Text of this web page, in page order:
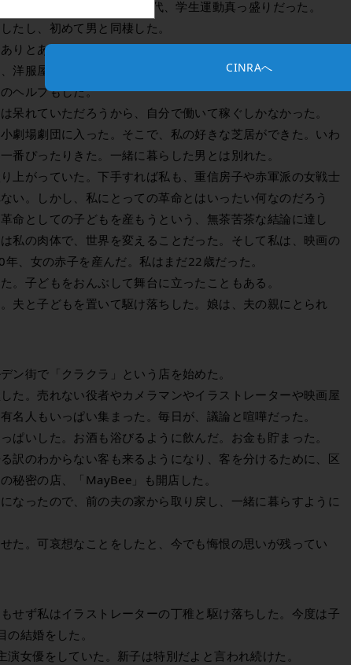
CINRAへ
日が新鮮だった。1970年代、学生運動真っ盛りだった。
たし、初めて男と同棲した。
りとあらゆるアルバイトをした。
洋服屋の販売、化粧品の店、映画の助監督をやっている人の
ヘルプもした。
呆れていただろうから、自分で働いて稼ぐしかなかった。
劇場劇団に入った。そこで、私の好きな芝居ができた。いわ
番ぴったりきた。一緒に暮らした男とは別れた。
上がっていた。下手すれば私も、重信房子や赤軍派の女戦士
い。しかし、私にとっての革命とはいったい何なのだろう
命としての子どもを産もうという、無茶苦茶な結論に達し
私の肉体で、世界を変えることだった。そして私は、映画の
、女の赤子を産んだ。私はまだ22歳だった。
。子どもをおんぶして舞台に立ったこともある。
夫と子どもを置いて駆け落ちした。娘は、夫の親にとられ
ン街で「クラクラ」という店を始めた。
た。売れない役者やカメラマンやイラストレーターや映画屋
名人もいっぱい集まった。毎日が、議論と喧嘩だった。
ぱいした。お酒も浴びるように飲んだ。お金も貯まった。
訳のわからない客も来るようになり、客を分けるために、区
秘密の店、「MayBee」も開店した。
なったので、前の夫の家から取り戻し、一緒に暮らすように
た。可哀想なことをしたと、今でも悔恨の思いが残ってい
せず私はイラストレーターの丁稚と駆け落ちした。今度は子
結婚をした。
演女優をしていた。新子は特別だよと言われ続けた。